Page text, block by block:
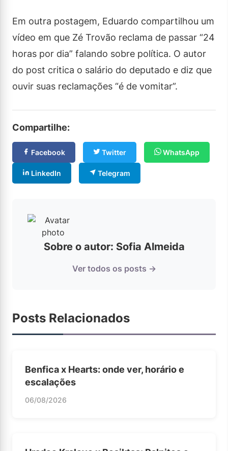
Em outra postagem, Eduardo compartilhou um
vídeo em que Zé Trovão reclama de passar “24
horas por dia” falando sobre política. O autor
do post critica o salário do deputado e diz que
ouvir suas reclamações “é de vomitar”.
Compartilhe:
Facebook Twitter WhatsApp
LinkedIn Telegram
Sobre o autor: Sofia Almeida
Ver todos os posts →
Posts Relacionados
Benfica x Hearts: onde ver, horário e
escalações
06/08/2026